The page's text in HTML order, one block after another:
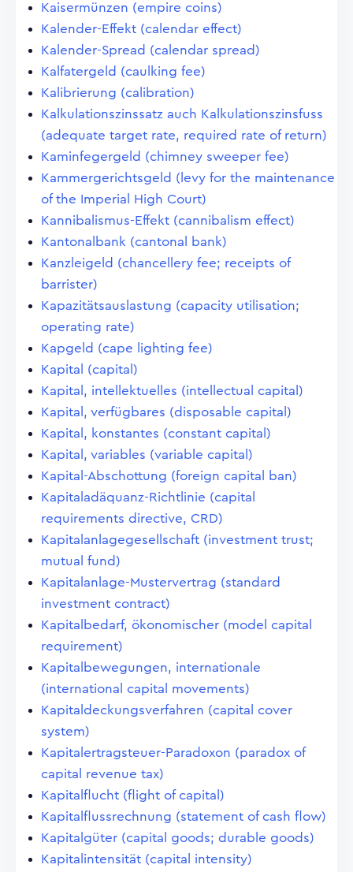
Kaisermünzen (empire coins)
Kalender-Effekt (calendar effect)
Kalender-Spread (calendar spread)
Kalfatergeld (caulking fee)
Kalibrierung (calibration)
Kalkulationszinssatz auch Kalkulationszinsfuss
(adequate target rate, required rate of return)
Kaminfegergeld (chimney sweeper fee)
Kammergerichtsgeld (levy for the maintenance
of the Imperial High Court)
Kannibalismus-Effekt (cannibalism effect)
Kantonalbank (cantonal bank)
Kanzleigeld (chancellery fee; receipts of
barrister)
Kapazitätsauslastung (capacity utilisation;
operating rate)
Kapgeld (cape lighting fee)
Kapital (capital)
Kapital, intellektuelles (intellectual capital)
Kapital, verfügbares (disposable capital)
Kapital, konstantes (constant capital)
Kapital, variables (variable capital)
Kapital-Abschottung (foreign capital ban)
Kapitaladäquanz-Richtlinie (capital
requirements directive, CRD)
Kapitalanlagegesellschaft (investment trust;
mutual fund)
Kapitalanlage-Mustervertrag (standard
investment contract)
Kapitalbedarf, ökonomischer (model capital
requirement)
Kapitalbewegungen, internationale
(international capital movements)
Kapitaldeckungsverfahren (capital cover
system)
Kapitalertragsteuer-Paradoxon (paradox of
capital revenue tax)
Kapitalflucht (flight of capital)
Kapitalflussrechnung (statement of cash flow)
Kapitalgüter (capital goods; durable goods)
Kapitalintensität (capital intensity)